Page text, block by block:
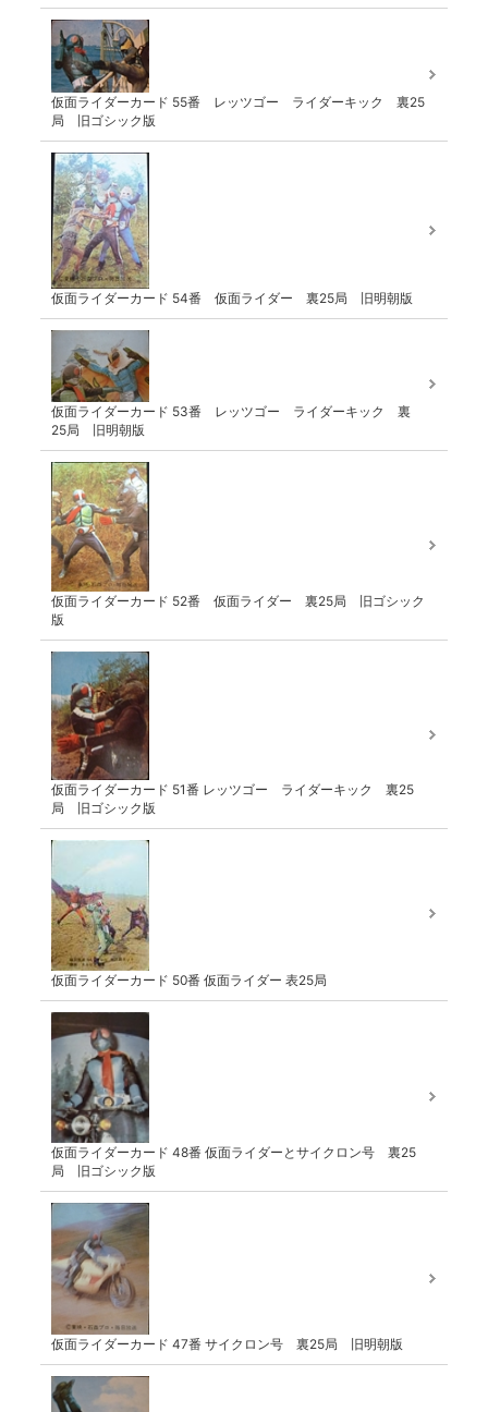
仮面ライダーカード 55番 レッツゴー ライダーキック 裏25
局 旧ゴシック版
仮面ライダーカード 54番 仮面ライダー 裏25局 旧明朝版
仮面ライダーカード 53番 レッツゴー ライダーキック 裏
25局 旧明朝版
仮面ライダーカード 52番 仮面ライダー 裏25局 旧ゴシック
版
仮面ライダーカード 51番 レッツゴー ライダーキック 裏25
局 旧ゴシック版
仮面ライダーカード 50番 仮面ライダー 表25局
仮面ライダーカード 48番 仮面ライダーとサイクロン号 裏25
局 旧ゴシック版
仮面ライダーカード 47番 サイクロン号 裏25局 旧明朝版